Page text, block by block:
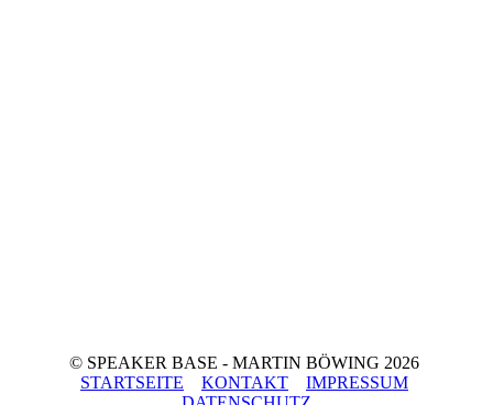
© SPEAKER BASE - MARTIN BÖWING 2026
STARTSEITE
KONTAKT
IMPRESSUM